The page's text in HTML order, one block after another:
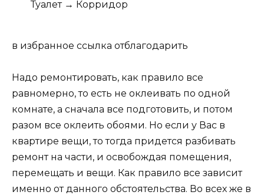
Туалет → Корридор
в избранное ссылка отблагодарить
Надо ремонтировать, как правило все
равномерно, то есть не оклеивать по одной
комнате, а сначала все подготовить, и потом
разом все оклеить обоями. Но если у Вас в
квартире вещи, то тогда придется разбивать
ремонт на части, и освобождая помещения,
перемещать и вещи. Как правило все зависит
именно от данного обстоятельства. Во всех же в